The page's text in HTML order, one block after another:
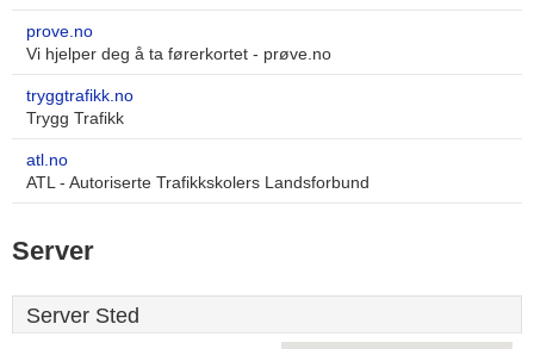
prove.no
Vi hjelper deg å ta førerkortet - prøve.no
tryggtrafikk.no
Trygg Trafikk
atl.no
ATL - Autoriserte Trafikkskolers Landsforbund
Server
Server Sted